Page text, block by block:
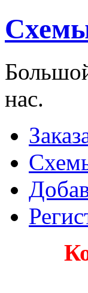
нас.